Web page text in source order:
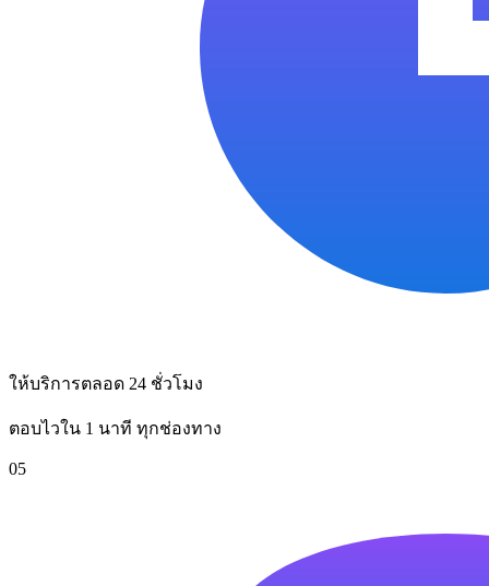
ให้บริการตลอด 24 ชั่วโมง
ตอบไวใน 1 นาที ทุกช่องทาง
05